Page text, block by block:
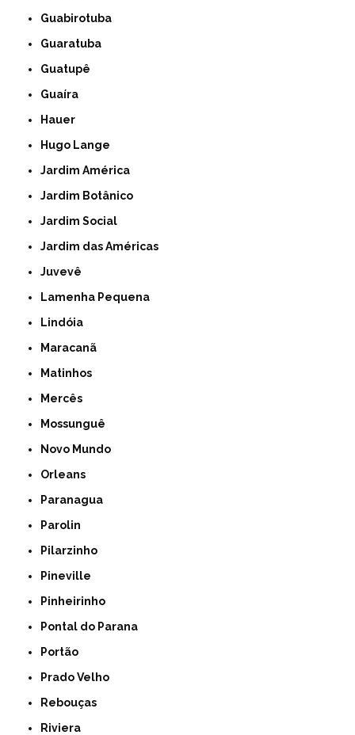
Guabirotuba
Guaratuba
Guatupê
Guaíra
Hauer
Hugo Lange
Jardim América
Jardim Botânico
Jardim Social
Jardim das Américas
Juvevê
Lamenha Pequena
Lindóia
Maracanã
Matinhos
Mercês
Mossunguê
Novo Mundo
Orleans
Paranagua
Parolin
Pilarzinho
Pineville
Pinheirinho
Pontal do Parana
Portão
Prado Velho
Rebouças
Riviera